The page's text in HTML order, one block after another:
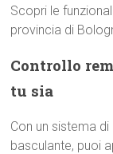
Scopri le
provincia di
Controllo
tu sia
Con un sistema
basculante, puoi